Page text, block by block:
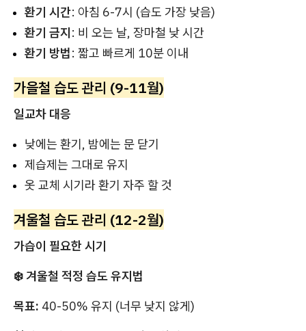
환기 시간: 아침 6-7시 (습도 가장 낮음)
환기 금지: 비 오는 날, 장마철 낮 시간
환기 방법: 짧고 빠르게 10분 이내
가을철 습도 관리 (9-11월)
일교차 대응
낮에는 환기, 밤에는 문 닫기
제습제는 그대로 유지
옷 교체 시기라 환기 자주 할 것
겨울철 습도 관리 (12-2월)
가습이 필요한 시기
❄️ 겨울철 적정 습도 유지법
목표: 40-50% 유지 (너무 낮지 않게)